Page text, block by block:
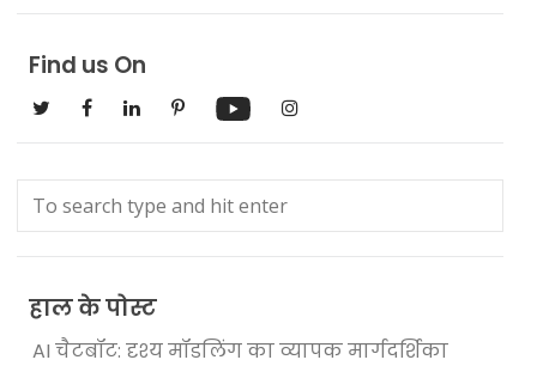
Find us On
हाल के पोस्ट
AI चैटबॉट: दृश्य मॉडलिंग का व्यापक मार्गदर्शिका